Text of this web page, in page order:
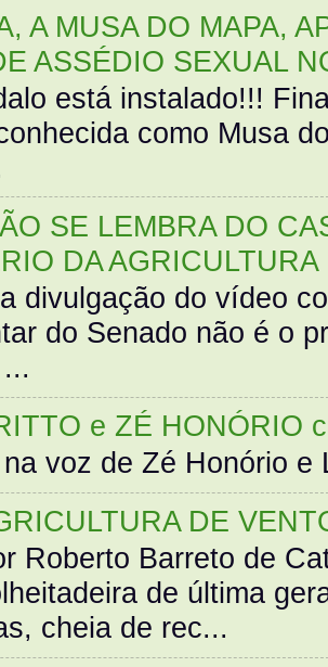
A MUSA DO MAPA,
ASSÉDIO SEXUAL
está instalado!!!
como Musa
SE LEMBRA DO
DA AGRICULTURA
divulgação do vídeo
do Senado não é o
e ZÉ HONÓRIO
voz de Zé Honório
DE
Roberto Barreto de
de última
cheia de rec...